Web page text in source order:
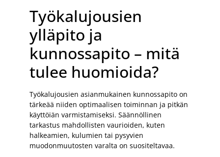
Työkalujousien
ylläpito ja
kunnossapito – mitä
tulee huomioida?
Työkalujousien asianmukainen kunnossapito on
tärkeää niiden optimaalisen toiminnan ja pitkän
käyttöiän varmistamiseksi. Säännöllinen
tarkastus mahdollisten vaurioiden, kuten
halkeamien, kulumien tai pysyvien
muodonmuutosten varalta on suositeltavaa.